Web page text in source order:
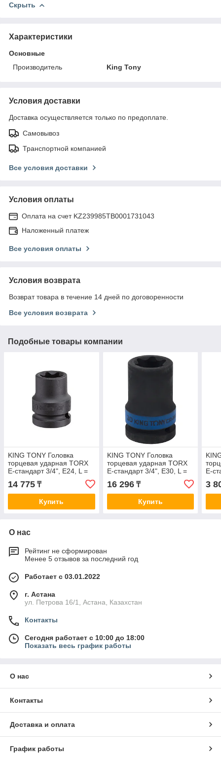
Скрыть
Характеристики
Основные
Производитель
King Tony
Условия доставки
Доставка осуществляется только по предоплате.
Самовывоз
Транспортной компанией
Все условия доставки
Условия оплаты
Оплата на счет KZ239985TB0001731043
Наложенный платеж
Все условия оплаты
Условия возврата
Возврат товара в течение 14 дней по договоренности
Все условия возврата
Подобные товары компании
KING TONY Головка
торцевая ударная TORX
Е-стандарт 3/4", E24, L =
657524M
14 775 ₸
Купить
KING TONY Головка
торцевая ударная TORX
Е-стандарт 3/4", E30, L =
657530M
16 296₸
Купить
Е-
3
О нас
Рейтинг не сформирован
Менее 5 отзывов за последний год
Работает с 03.01.2022
г. Астана
ул. Петрова 16/1, Астана, Казахстан
Контакты
Сегодня работает с 10:00 до 18:00
Показать весь график работы
О нас
Контакты
Доставка и оплата
График работы